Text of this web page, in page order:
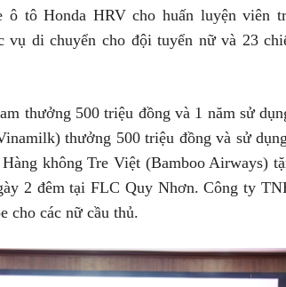
ô tô Honda HRV cho huấn luyện viên
vụ di chuyển cho đội tuyển nữ và 23
thưởng 500 triệu đồng và 1 năm sử
thưởng 500 triệu đồng và sử
không Tre Việt (Bamboo Airways)
2 đêm tại FLC Quy Nhơn. Công ty
cho các nữ cầu thủ.